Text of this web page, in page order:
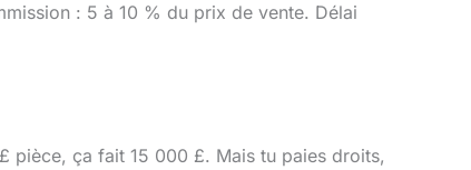
: 5 à 10 % du prix de vente. Délai
pièce, ça fait 15 000 £. Mais tu paies droits,